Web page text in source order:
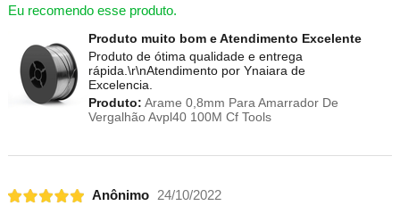
Eu recomendo esse produto.
Produto muito bom e Atendimento Excelente
Produto de ótima qualidade e entrega
rápida.\r\nAtendimento por Ynaiara de
Excelencia.
Produto: Arame 0,8mm Para Amarrador De
Vergalhão Avpl40 100M Cf Tools
Anônimo 24/10/2022